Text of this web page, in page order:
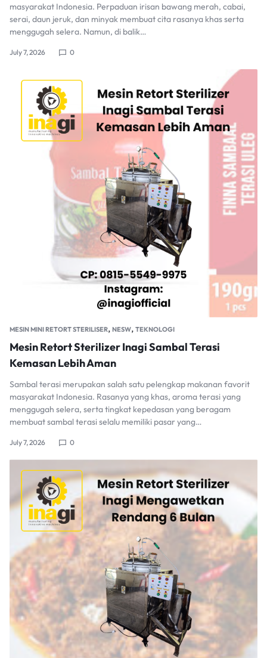
masyarakat Indonesia. Perpaduan irisan bawang merah, cabai,
serai, daun jeruk, dan minyak membuat cita rasanya khas serta
menggugah selera. Namun, di balik…
July 7, 2026 0
MESIN MINI RETORT STERILISER, NESW, TEKNOLOGI
Mesin Retort Sterilizer Inagi Sambal Terasi
Kemasan Lebih Aman
Sambal terasi merupakan salah satu pelengkap makanan favorit
masyarakat Indonesia. Rasanya yang khas, aroma terasi yang
menggugah selera, serta tingkat kepedasan yang beragam
membuat sambal terasi selalu memiliki pasar yang…
July 7, 2026 0